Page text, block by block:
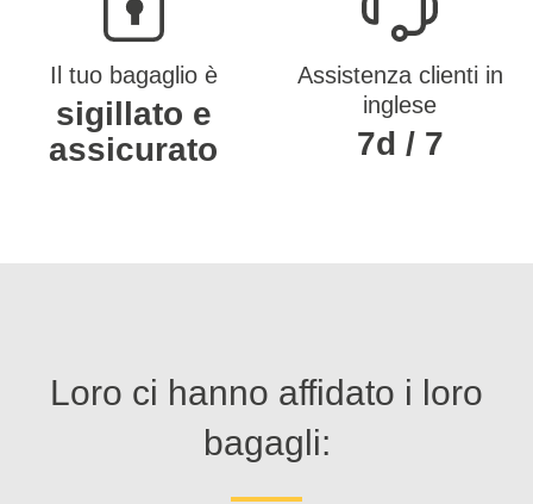
Il tuo bagaglio è
sigillato e
assicurato
Assistenza clienti in
inglese
7d / 7
Loro ci hanno affidato i loro
bagagli: